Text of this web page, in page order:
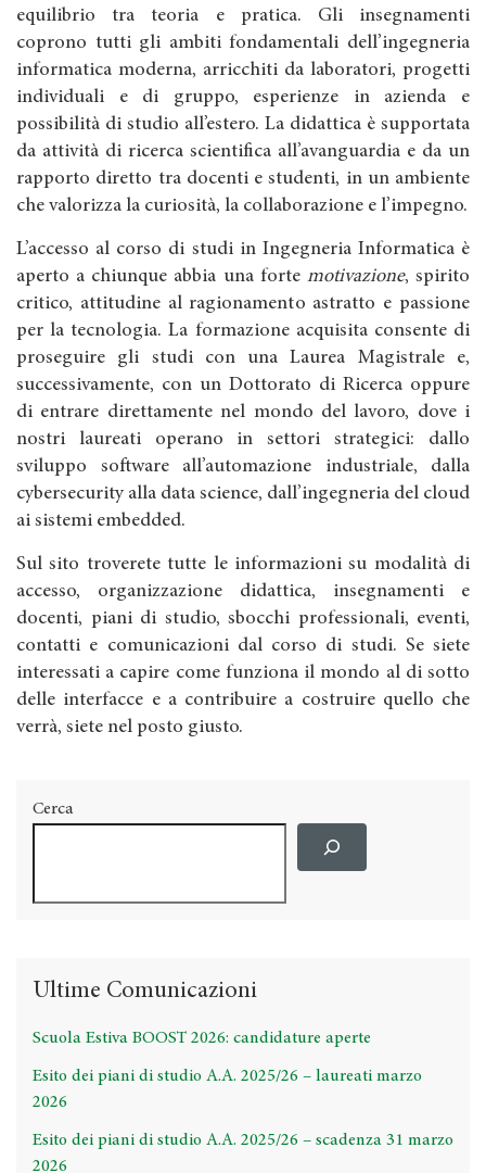
equilibrio tra teoria e pratica. Gli insegnamenti
coprono tutti gli ambiti fondamentali dell’ingegneria
informatica moderna, arricchiti da laboratori, progetti
individuali e di gruppo, esperienze in azienda e
possibilità di studio all’estero. La didattica è supportata
da attività di ricerca scientifica all’avanguardia e da un
rapporto diretto tra docenti e studenti, in un ambiente
che valorizza la curiosità, la collaborazione e l’impegno.
L’accesso al corso di studi in Ingegneria Informatica è
aperto a chiunque abbia una forte motivazione, spirito
critico, attitudine al ragionamento astratto e passione
per la tecnologia. La formazione acquisita consente di
proseguire gli studi con una Laurea Magistrale e,
successivamente, con un Dottorato di Ricerca oppure
di entrare direttamente nel mondo del lavoro, dove i
nostri laureati operano in settori strategici: dallo
sviluppo software all’automazione industriale, dalla
cybersecurity alla data science, dall’ingegneria del cloud
ai sistemi embedded.
Sul sito troverete tutte le informazioni su modalità di
accesso, organizzazione didattica, insegnamenti e
docenti, piani di studio, sbocchi professionali, eventi,
contatti e comunicazioni dal corso di studi. Se siete
interessati a capire come funziona il mondo al di sotto
delle interfacce e a contribuire a costruire quello che
verrà, siete nel posto giusto.
Cerca
Ultime Comunicazioni
Scuola Estiva BOOST 2026: candidature aperte
Esito dei piani di studio A.A. 2025/26 – laureati marzo
2026
Esito dei piani di studio A.A. 2025/26 – scadenza 31 marzo
2026